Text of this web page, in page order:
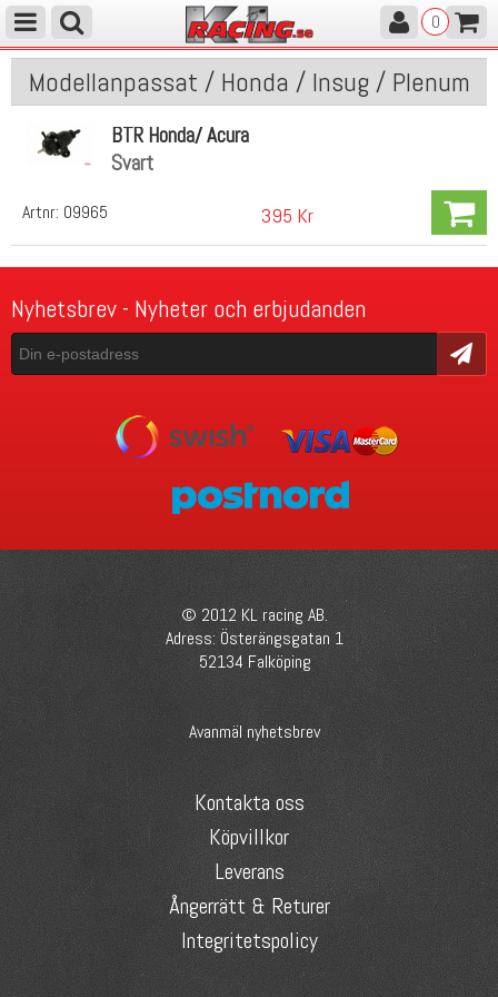
0
Modellanpassat / Honda / Insug / Plenum
Artnr: 09965
BTR Honda/ Acura
Svart
395 Kr
Nyhetsbrev - Nyheter och erbjudanden
Skicka
© 2012 KL racing AB.
Adress: Österängsgatan 1
52134 Falköping
Avanmäl nyhetsbrev
Kontakta oss
Köpvillkor
Leverans
Ångerrätt & Returer
Integritetspolicy